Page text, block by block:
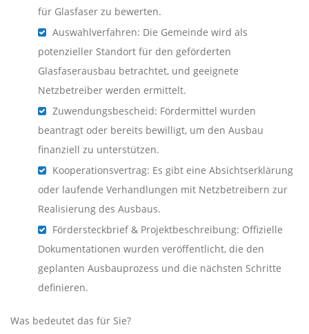
für Glasfaser zu bewerten.
Auswahlverfahren: Die Gemeinde wird als
potenzieller Standort für den geförderten
Glasfaserausbau betrachtet, und geeignete
Netzbetreiber werden ermittelt.
Zuwendungsbescheid: Fördermittel wurden
beantragt oder bereits bewilligt, um den Ausbau
finanziell zu unterstützen.
Kooperationsvertrag: Es gibt eine Absichtserklärung
oder laufende Verhandlungen mit Netzbetreibern zur
Realisierung des Ausbaus.
Fördersteckbrief & Projektbeschreibung: Offizielle
Dokumentationen wurden veröffentlicht, die den
geplanten Ausbauprozess und die nächsten Schritte
definieren.
Was bedeutet das für Sie?